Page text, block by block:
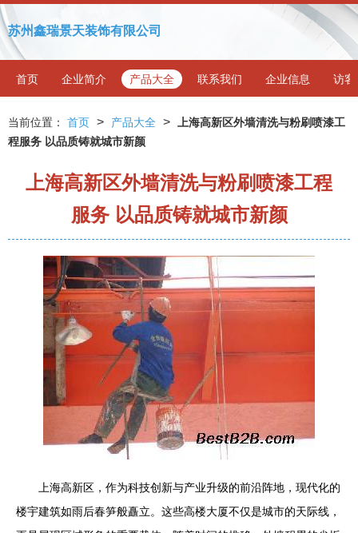
苏州鑫瑞景天装饰有限公司
首页 企业简介 产品大全 联系我们 企业信息 访客
当前位置： 首页 > 产品大全 >
上海高新区外墙清洗与粉刷喷漆工
程服务 以品质铸就城市新颜
上海高新区外墙清洗与粉刷喷漆工程
服务 以品质铸就城市新颜
上海高新区，作为科技创新与产业升级的前沿阵地，现代化的
楼宇建筑如雨后春笋般矗立。这些高楼大厦不仅是城市的天际线，